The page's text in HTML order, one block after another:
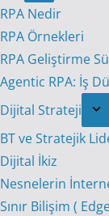
RPA Nedir
RPA Örnekleri
RPA Geliştirme
Agentic RPA: İş
Dijital Strateji
BT ve Stratejik
Dijital İkiz
Nesnelerin
Sınır Bilişim (